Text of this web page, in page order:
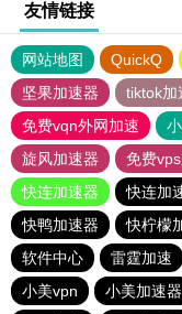
友情链接
网站地图 QuickQ
坚果加速器
tiktok加
免费vqn外网加速
旋风加速器
免费
快连加速器
快连加
快鸭加速器
快柠檬
软件中心
雷霆加速
小美vpn
小美加速器